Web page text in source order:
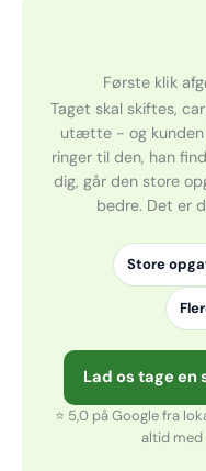
Første klik
Taget skal skiftes,
utætte - og kunden
ringer til den, han
dig, går den store
bedre. Det er
Store
Lad os tage en
⭐ 5,0 på Google fra
altid med